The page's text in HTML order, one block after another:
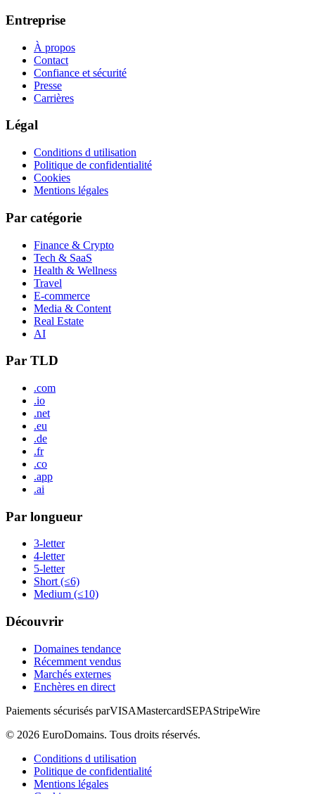
Entreprise
À propos
Contact
Confiance et sécurité
Presse
Carrières
Légal
Conditions d utilisation
Politique de confidentialité
Cookies
Mentions légales
Par catégorie
Finance & Crypto
Tech & SaaS
Health & Wellness
Travel
E-commerce
Media & Content
Real Estate
AI
Par TLD
.com
.io
.net
.eu
.de
.fr
.co
.app
.ai
Par longueur
3-letter
4-letter
5-letter
Short (≤6)
Medium (≤10)
Découvrir
Domaines tendance
Récemment vendus
Marchés externes
Enchères en direct
Paiements sécurisés parVISAMastercardSEPAStripeWire
© 2026 EuroDomains. Tous droits réservés.
Conditions d utilisation
Politique de confidentialité
Mentions légales